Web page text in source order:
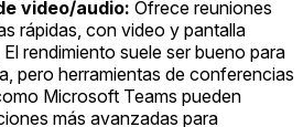
video/audio: Ofrece reuniones
rápidas, con video y pantalla
rendimiento suele ser bueno para
pero herramientas de conferencias
Microsoft Teams pueden
más avanzadas para